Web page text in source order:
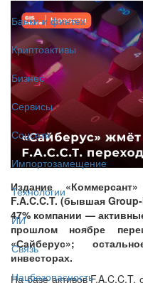
Банки и финтех
Криптоактивы
Бизнес
Сервисы
Соцсети
Импортозамещение
Технологии
ИИ
Связь
Нацбезопасность
Издание
F.A.C.C.T. (бывшая
47% компании —
прошлом ноябре
«Сайберус»;
инвесторах.
На базе активов